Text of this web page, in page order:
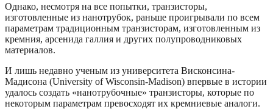
Однако, несмотря на все попытки, транзисторы,
изготовленные из нанотрубок, раньше проигрывали по всем
параметрам традиционным транзисторам, изготовленным из
кремния, арсенида галлия и других полупроводниковых
материалов.
И лишь недавно ученым из университета Висконсина-
Мадисона (University of Wisconsin-Madison) впервые в истории
удалось создать «нанотрубочные» транзисторы, которые по
некоторым параметрам превосходят их кремниевые аналоги.